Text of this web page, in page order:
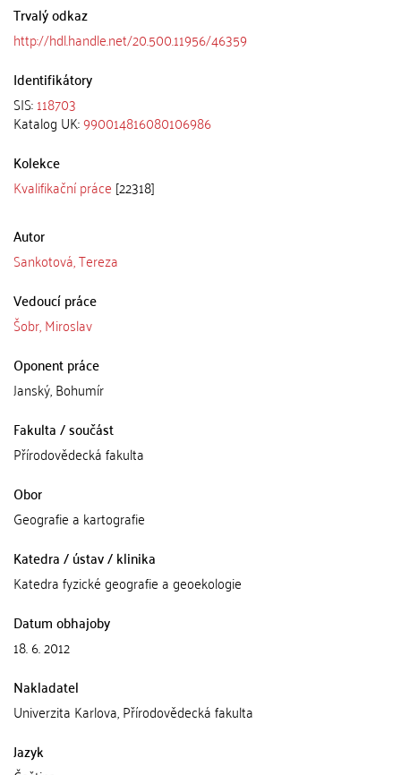
Trvalý odkaz
http://hdl.handle.net/20.500.11956/46359
Identifikátory
SIS:118703
Katalog UK:990014816080106986
Kolekce
Kvalifikační práce [22318]
Autor
Sankotová, Tereza
Vedoucí práce
Šobr, Miroslav
Oponent práce
Janský, Bohumír
Fakulta / součást
Přírodovědecká fakulta
Obor
Geografie a kartografie
Katedra / ústav / klinika
Katedra fyzické geografie a geoekologie
Datum obhajoby
18. 6. 2012
Nakladatel
Univerzita Karlova, Přírodovědecká fakulta
Jazyk